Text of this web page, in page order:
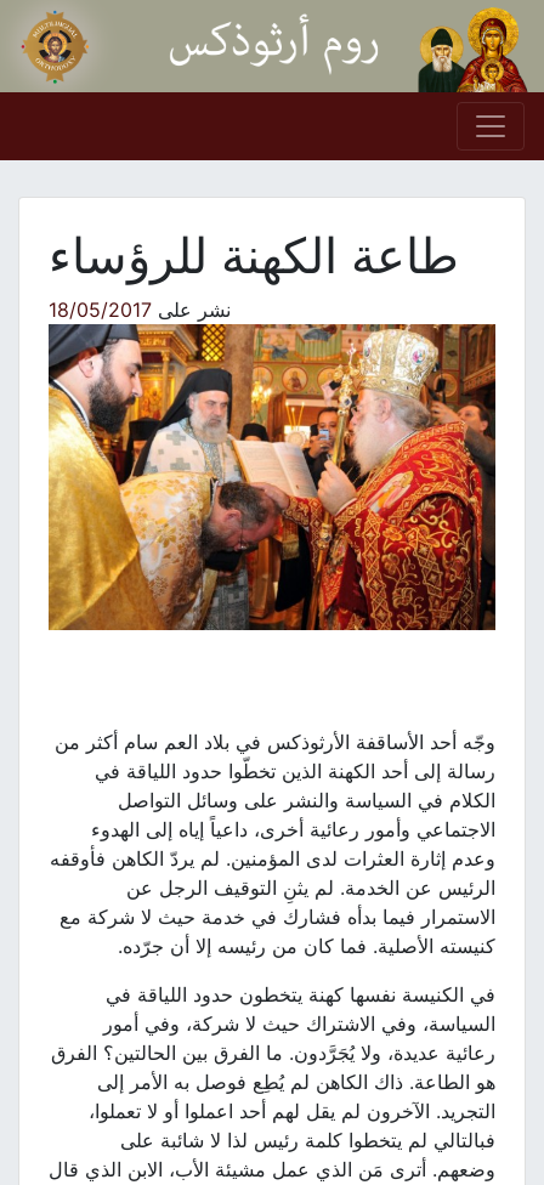
Skip to content
Main Navigation
طاعة الكهنة للرؤساء
نشر على18/05/2017
وجّه أحد الأساقفة الأرثوذكس في بلاد العم سام أكثر من
رسالة إلى أحد الكهنة الذين تخطّوا حدود اللياقة في
الكلام في السياسة والنشر على وسائل التواصل
الاجتماعي وأمور رعائية أخرى، داعياً إياه إلى الهدوء
وعدم إثارة العثرات لدى المؤمنين. لم يردّ الكاهن فأوقفه
الرئيس عن الخدمة. لم يثنِ التوقيف الرجل عن
الاستمرار فيما بدأه فشارك في خدمة حيث لا شركة مع
كنيسته الأصلية. فما كان من رئيسه إلا أن جرّده.
في الكنيسة نفسها كهنة يتخطون حدود اللياقة في
السياسة، وفي الاشتراك حيث لا شركة، وفي أمور
رعائية عديدة، ولا يُجَرَّدون. ما الفرق بين الحالتين؟ الفرق
هو الطاعة. ذاك الكاهن لم يُطِع فوصل به الأمر إلى
التجريد. الآخرون لم يقل لهم أحد اعملوا أو لا تعملوا،
فبالتالي لم يتخطوا كلمة رئيس لذا لا شائبة على
وضعهم. أترى مَن الذي عمل مشيئة الأب، الابن الذي قال